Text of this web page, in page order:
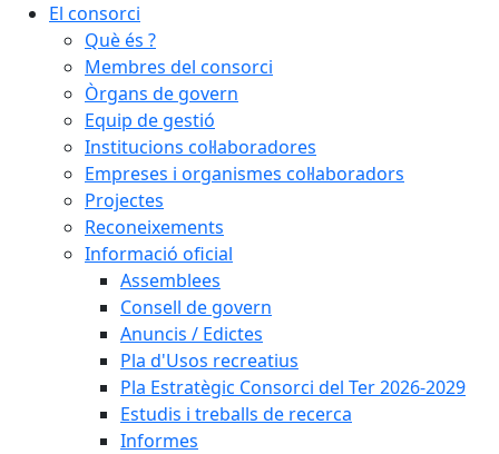
El consorci
Què és ?
Membres del consorci
Òrgans de govern
Equip de gestió
Institucions col·laboradores
Empreses i organismes col·laboradors
Projectes
Reconeixements
Informació oficial
Assemblees
Consell de govern
Anuncis / Edictes
Pla d'Usos recreatius
Pla Estratègic Consorci del Ter 2026-2029
Estudis i treballs de recerca
Informes